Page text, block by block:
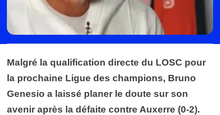
Malgré la qualification directe du LOSC pour
la prochaine Ligue des champions, Bruno
Genesio a laissé planer le doute sur son
avenir après la défaite contre Auxerre (0-2).